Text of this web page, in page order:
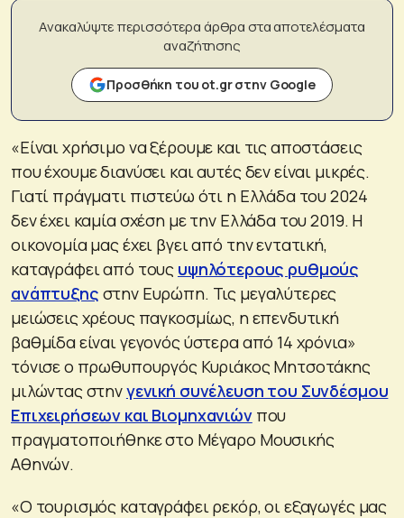
Ανακαλύψτε περισσότερα άρθρα στα αποτελέσματα
αναζήτησης
Προσθήκη του ot.gr στην Google
«Είναι χρήσιμο να ξέρουμε και τις αποστάσεις
που έχουμε διανύσει και αυτές δεν είναι μικρές.
Γιατί πράγματι πιστεύω ότι η Ελλάδα του 2024
δεν έχει καμία σχέση με την Ελλάδα του 2019. Η
οικονομία μας έχει βγει από την εντατική,
καταγράφει από τους υψηλότερους ρυθμούς
ανάπτυξης στην Ευρώπη. Τις μεγαλύτερες
μειώσεις χρέους παγκοσμίως, η επενδυτική
βαθμίδα είναι γεγονός ύστερα από 14 χρόνια»
τόνισε ο πρωθυπουργός Κυριάκος Μητσοτάκης
μιλώντας στηνγενική συνέλευση του Συνδέσμου
Επιχειρήσεων και Βιομηχανιώνπου
πραγματοποιήθηκε στο Μέγαρο Μουσικής
Αθηνών.
«Ο τουρισμός καταγράφει ρεκόρ, οι εξαγωγές μας